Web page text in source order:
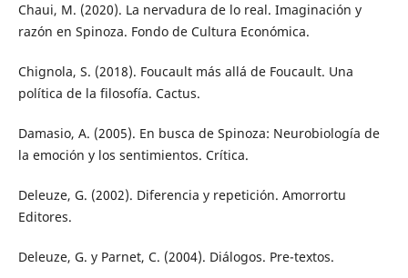
Chaui, M. (2020). La nervadura de lo real. Imaginación y
razón en Spinoza. Fondo de Cultura Económica.
Chignola, S. (2018). Foucault más allá de Foucault. Una
política de la filosofía. Cactus.
Damasio, A. (2005). En busca de Spinoza: Neurobiología de
la emoción y los sentimientos. Crítica.
Deleuze, G. (2002). Diferencia y repetición. Amorrortu
Editores.
Deleuze, G. y Parnet, C. (2004). Diálogos. Pre-textos.